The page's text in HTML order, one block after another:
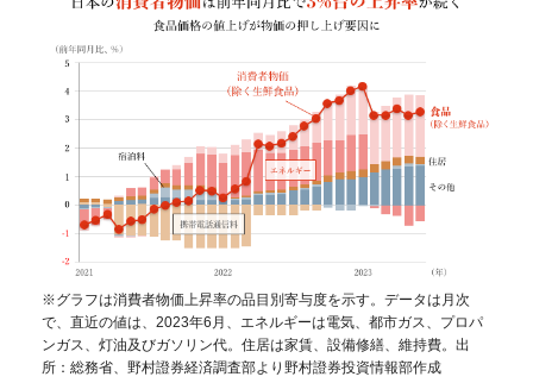
※グラフは消費者物価上昇率の品目別寄与度を示す。データは月次
で、直近の値は、2023年6月、エネルギーは電気、都市ガス、プロパ
ンガス、灯油及びガソリン代。住居は家賃、設備修繕、維持費。出
所：総務省、野村證券経済調査部より野村證券投資情報部作成